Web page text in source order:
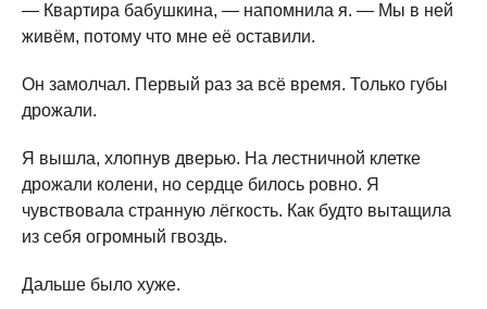
— Квартира бабушкина, — напомнила я. — Мы в ней
живём, потому что мне её оставили.
Он замолчал. Первый раз за всё время. Только губы
дрожали.
Я вышла, хлопнув дверью. На лестничной клетке
дрожали колени, но сердце билось ровно. Я
чувствовала странную лёгкость. Как будто вытащила
из себя огромный гвоздь.
Дальше было хуже.